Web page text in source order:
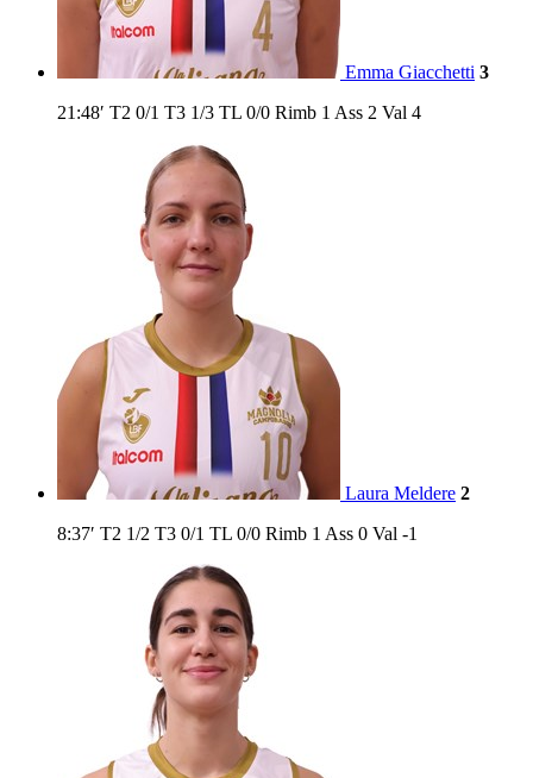
Emma Giacchetti 3
21:48′ T2 0/1 T3 1/3 TL 0/0 Rimb 1 Ass 2 Val 4
Laura Meldere 2
8:37′ T2 1/2 T3 0/1 TL 0/0 Rimb 1 Ass 0 Val -1